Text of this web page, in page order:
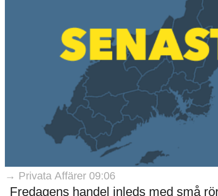
→ Privata Affärer 09:06
Fredagens handel inleds med små